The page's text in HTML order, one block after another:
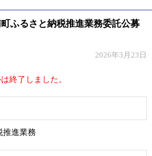
町ふるさと納税推進業務委託公募
2026年3月23日
終了しました。
推進業務